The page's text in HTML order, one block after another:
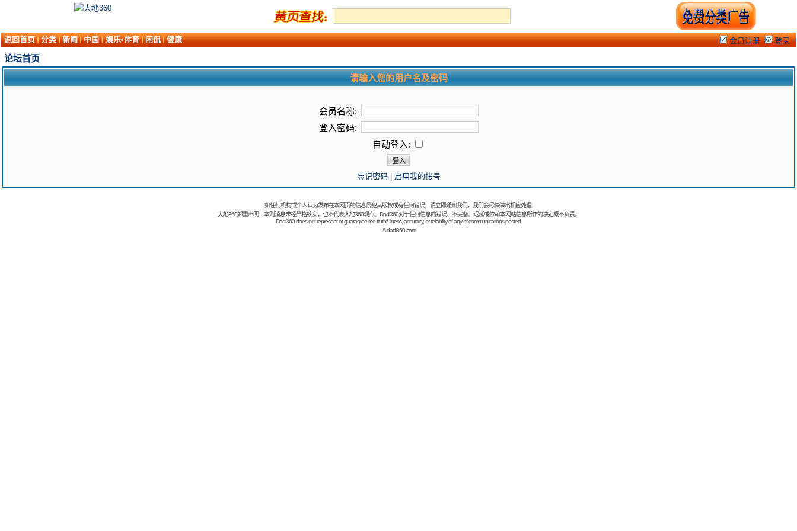
返回首页 分类 新闻 中国 娱乐•体育 闲侃 健康 会员注册 登录
论坛首页
请输入您的用户名及密码
会员名称:
登入密码:
自动登入:
忘记密码| 启用我的帐号
如任何机构或个人认为发布在本网页的信息侵犯其版权或有任何错误，请立即通知我们，我们会尽快做出相应处理.
大地360郑重声明：本则消息未经严格核实，也不代表大地360观点。Dadi360对于任何信息的错误、不完备、迟延或依赖本网站信息所作的决定概不负责。
Dadi360 does not represent or guarantee the truthfulness, accuracy, or reliability of any of communications posted.
©dadi360.com